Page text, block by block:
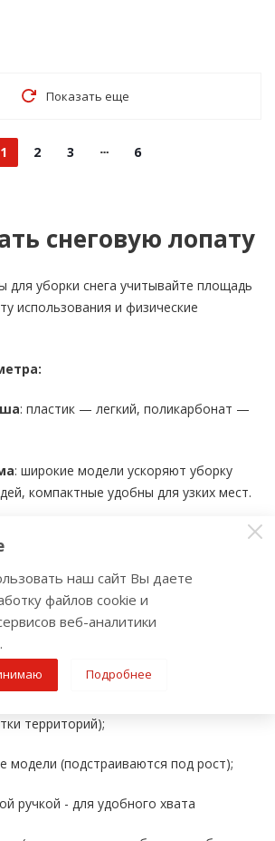
Показать еще
1 2 3 6
снеговую лопату
для уборки снега учитывайте площадь
использования и физические
: пластик — легкий, поликарбонат —
: широкие модели ускоряют уборку
компактные удобны для узких мест.
с D‑рукояткой снижает нагрузку на
«Инструмент‑оружие» вы найдёте:
(компактные, складные);
территорий);
модели (подстраиваются под рост);
ручкой - для удобного хвата
наш сайт Вы даете
файлов cookie и
веб-аналитики
Подробнее